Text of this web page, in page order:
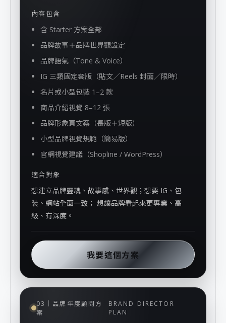
內容包含
含 Starter 方案全部
品牌故事＋品牌世界觀設定
品牌語氣（Tone & Voice）
IG 三類固定套版（貼文／Reels 封面／限時）
名片或小型包裝 1–2 款
商品介紹視覺 8–12 張
品牌形象頁文案（長版＋短版）
小型品牌視覺規範（簡易版）
官網視覺建議（Shopline / WordPress）
適合對象
想建立品牌靈魂、故事感、世界觀；想要 IG、包
裝、網站全面一致； 想讓品牌看起來更專業、高
級、有深度。
我要這個方案
03｜品牌年度顧問方
案
BRAND DIRECTOR
PLAN